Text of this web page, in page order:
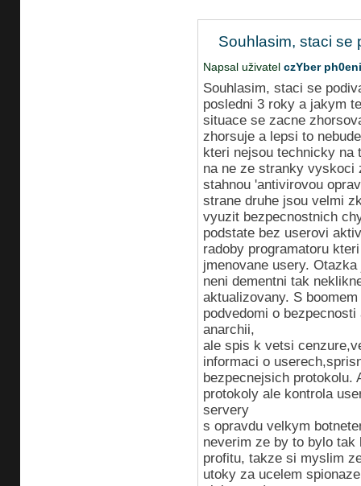
Souhlasim, staci se
Napsal uživatelczYber
Souhlasim, staci se
posledni 3 roky a jakym
situace se zacne
zhorsuje a lepsi to
kteri nejsou technicky na
na ne ze stranky vyskoci
stahnou 'antivirovou
strane druhe jsou velmi
vyuzit bezpecnostnich
podstate bez userovi
radoby programatoru
jmenovane usery.
neni dementni tak
aktualizovany. S
podvedomi o
anarchii,
ale spis k vetsi
informaci o
bezpecnejsich protokolu.
protokoly ale kontrola
servery
s opravdu velkym
neverim ze by to bylo
profitu, takze si myslim
utoky za ucelem